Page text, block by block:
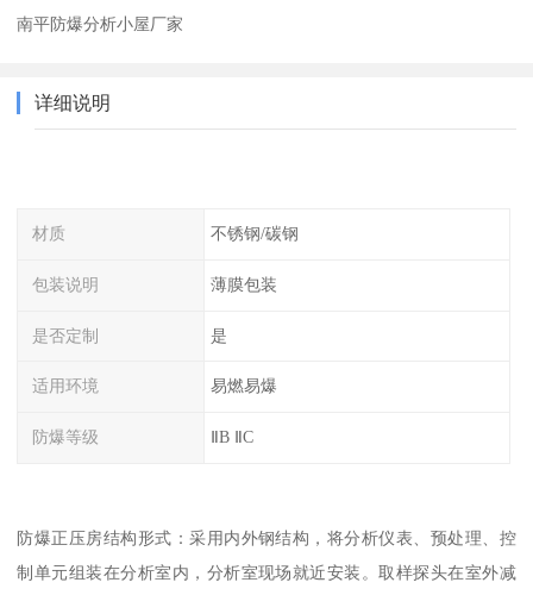
南平防爆分析小屋厂家
详细说明
材质 不锈钢/碳钢
包装说明 薄膜包装
是否定制 是
适用环境 易燃易爆
防爆等级 ⅡB ⅡC
防爆正压房结构形式：采用内外钢结构，将分析仪表、预处理、控
制单元组装在分析室内，分析室现场就近安装。取样探头在室外减